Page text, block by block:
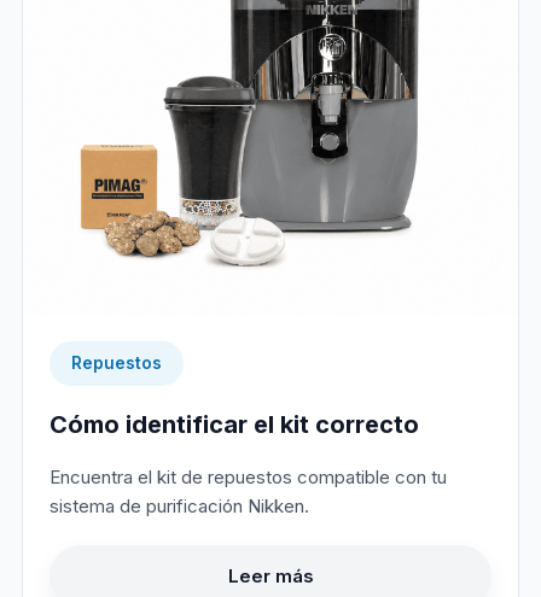
Repuestos
Cómo identificar el kit correcto
Encuentra el kit de repuestos compatible con tu
sistema de purificación Nikken.
Leer más